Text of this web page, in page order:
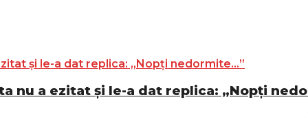
nu a ezitat și le-a dat replica: „Nopți